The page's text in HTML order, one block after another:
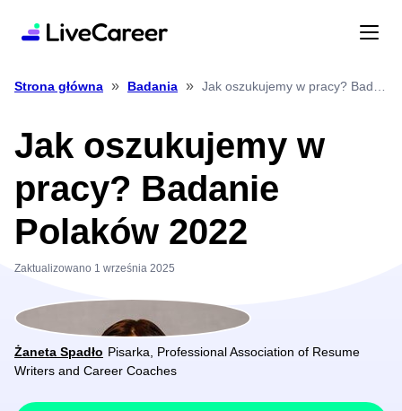
Strona główna » Badania »
Jak oszukujemy w
pracy? Badanie
Polaków 2022
Zaktualizowano 1 września 2025
Żaneta Spadło Pisarka, Professional Association of Resume
Writers and Career Coaches